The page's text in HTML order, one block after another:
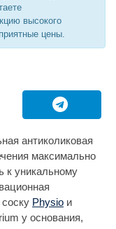
высокого
цены.
антиколиковая
максимально
к уникальному
Physio и
у основания,